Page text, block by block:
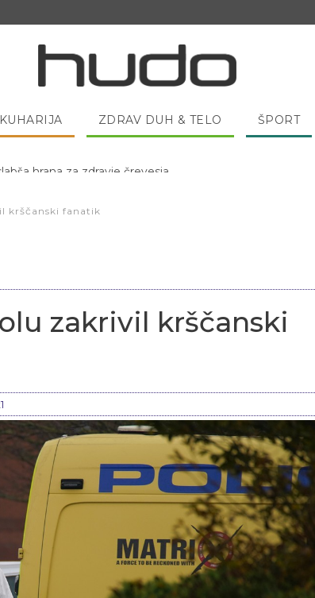
KUHARIJA ZDRAV DUH & TELO ŠPORT
dobro pojesti žlico medu?
krščanski fanatik
zakrivil krščanski